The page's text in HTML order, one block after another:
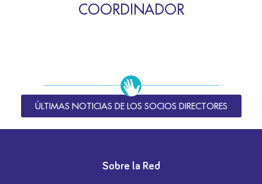
COORDINADOR
ÚLTIMAS NOTICIAS DE LOS SOCIOS DIRECTORES
Sobre la Red